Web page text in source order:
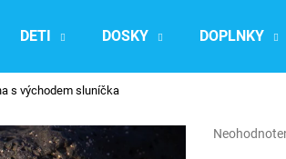
DETI DOSKY DOPLNKY
s východem sluníčka
Priemerné
Čo potrebujete nájsť?